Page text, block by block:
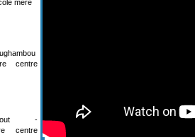
mère
centre
-
centre